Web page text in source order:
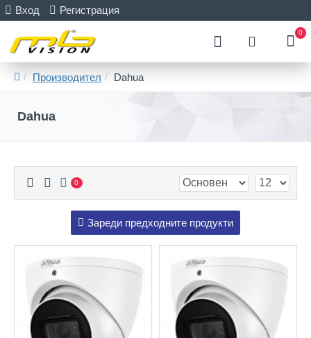
Вход Регистрация
0
Производител Dahua
Dahua
0
Зареди предходните продукти